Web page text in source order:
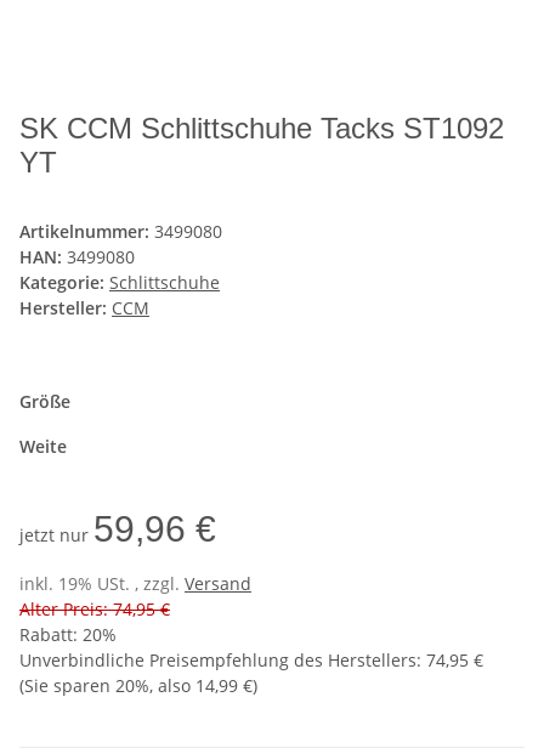
SK CCM Schlittschuhe Tacks ST1092
YT
Artikelnummer: 3499080
HAN: 3499080
Kategorie: Schlittschuhe
Hersteller: CCM
Größe
Weite
jetzt nur 59,96 €
inkl. 19% USt. , zzgl. Versand
Alter Preis: 74,95 €
Rabatt: 20%
Unverbindliche Preisempfehlung des Herstellers: 74,95 €
(Sie sparen 20%, also 14,99 €)